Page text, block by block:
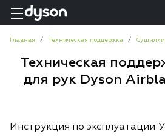
Главная Техническая поддержка Сушилки
Техническая
для рук Dyson
Инструкция по эксплуатации